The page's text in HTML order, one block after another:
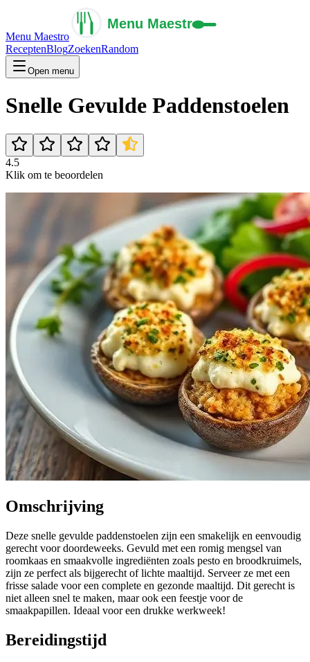
Menu Maestro
ReceptenBlogZoekenRandom
Open menu
Snelle Gevulde Paddenstoelen
4.5
Klik om te beoordelen
Omschrijving
Deze snelle gevulde paddenstoelen zijn een smakelijk en eenvoudig
gerecht voor doordeweeks. Gevuld met een romig mengsel van
roomkaas en smaakvolle ingrediënten zoals pesto en broodkruimels,
zijn ze perfect als bijgerecht of lichte maaltijd. Serveer ze met een
frisse salade voor een complete en gezonde maaltijd. Dit gerecht is
niet alleen snel te maken, maar ook een feestje voor de
smaakpapillen. Ideaal voor een drukke werkweek!
Bereidingstijd